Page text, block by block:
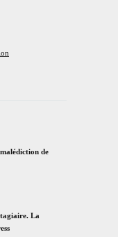
de
La